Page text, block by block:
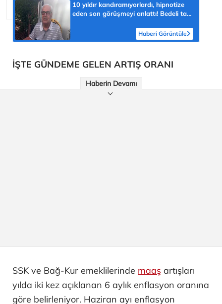
10 yıldır kandıramıyorlardı, hipnotize
eden son görüşmeyi anlattı! Bedeli tam
Haberi Görüntüle
İŞTE GÜNDEME GELEN ARTIŞ ORANI
Haberin Devamı
SSK ve Bağ-Kur emeklilerinde maaş artışları
yılda iki kez açıklanan 6 aylık enflasyon oranına
göre belirleniyor. Haziran ayı enflasyon